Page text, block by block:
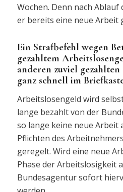
Wochen. Denn nach Ablauf
er bereits eine neue Arbeit
Ein Strafbefehl wegen
gezahltem
anderen zuviel
ganz schnell im
Arbeitslosengeld wird
lange bezahlt von der
so lange keine neue Arbeit
Pflichten des
geregelt. Wird eine neue
Phase der Arbeitslosigkeit
Bundesagentur sofort